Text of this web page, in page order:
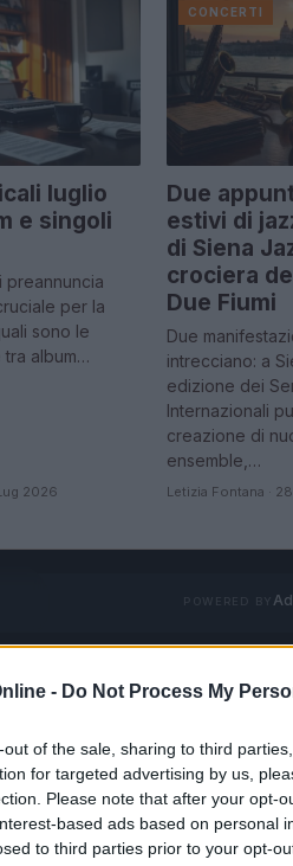
- Do Not Process My
out of the sale, sharing to third
for targeted advertising by us,
Please note that after your opt-
based ads based on personal
to third parties prior to your opt-
luglio
e singoli
preannuncia
per la
sono le
tra album…
2026
CONCERTI
Due
estivi di
di Siena
crociera
Due Fiumi
Due
intrecciano: a
edizione dei
Internazionali
creazione di
ensemble,…
Letizia Fontana ·
POWERED BY Ad